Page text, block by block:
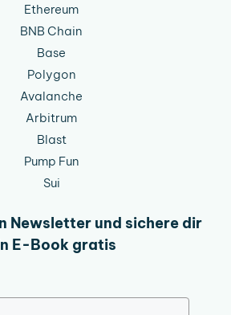
Ethereum
BNB Chain
Base
Polygon
Avalanche
Arbitrum
Blast
Pump Fun
Sui
Newsletter und sichere dir
E-Book gratis